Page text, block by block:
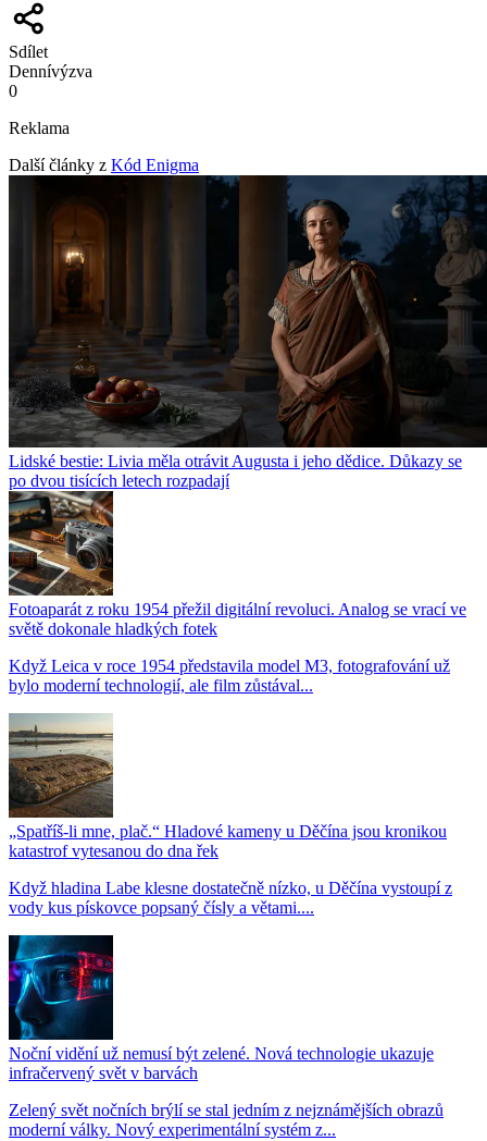
Sdílet
Dennívýzva
0
Reklama
Další články z Kód Enigma
Lidské bestie: Livia měla otrávit Augusta i jeho dědice. Důkazy se
po dvou tisících letech rozpadají
Fotoaparát z roku 1954 přežil digitální revoluci. Analog se vrací ve
světě dokonale hladkých fotek
Když Leica v roce 1954 představila model M3, fotografování už
bylo moderní technologií, ale film zůstával...
„Spatříš-li mne, plač.“ Hladové kameny u Děčína jsou kronikou
katastrof vytesanou do dna řek
Když hladina Labe klesne dostatečně nízko, u Děčína vystoupí z
vody kus pískovce popsaný čísly a větami....
Noční vidění už nemusí být zelené. Nová technologie ukazuje
infračervený svět v barvách
Zelený svět nočních brýlí se stal jedním z nejznámějších obrazů
moderní války. Nový experimentální systém z...